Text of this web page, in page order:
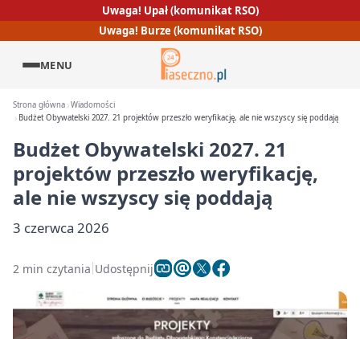
Uwaga! Upał (komunikat RSO)
Uwaga! Burze (komunikat RSO)
MENU
Strona główna Wiadomości
Budżet Obywatelski 2027. 21 projektów przeszło weryfikację, ale nie wszyscy się poddają
Budżet Obywatelski 2027. 21
projektów przeszło weryfikację,
ale nie wszyscy się poddają
3 czerwca 2026
2 min czytania Udostępnij